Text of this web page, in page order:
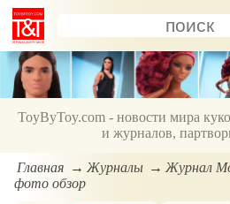
ToyByToy.com - новости мира
и журналов,
Главная Журналы
Журнал
фото обзор